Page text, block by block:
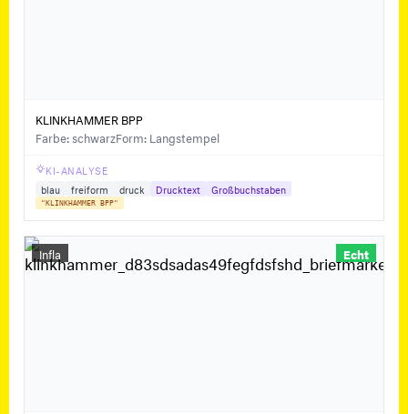
KLINKHAMMER BPP
Farbe: schwarzForm: Langstempel
KI-ANALYSE
blau
freiform druck Drucktext Großbuchstaben
"KLINKHAMMER BPP"
Infla Echt